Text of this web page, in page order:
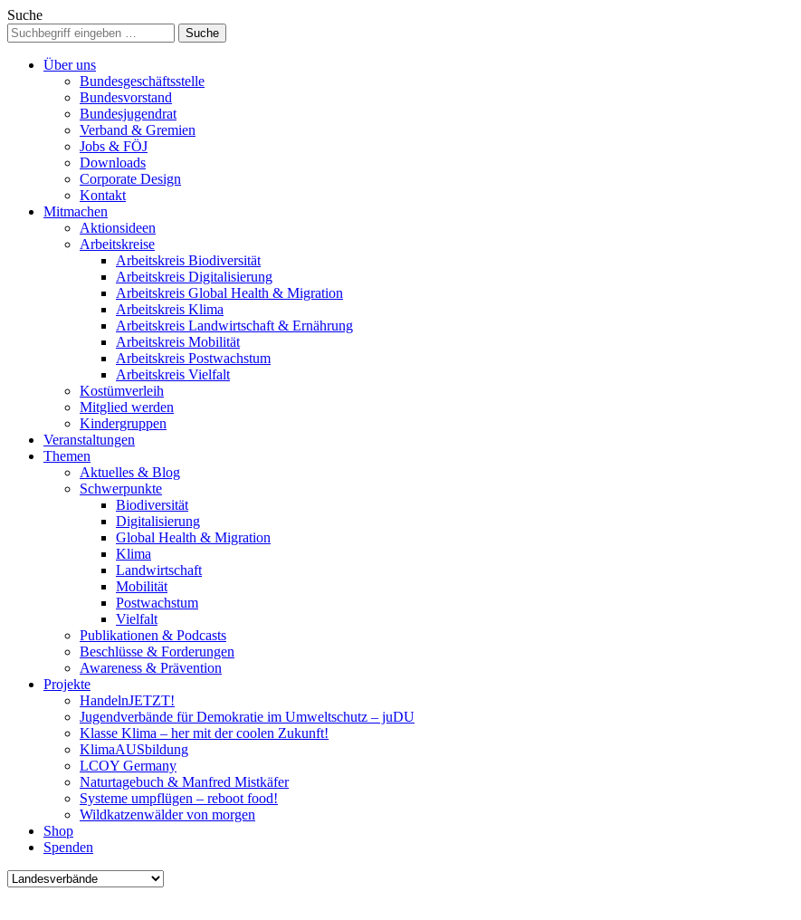
Suche
Über uns
Bundesgeschäftsstelle
Bundesvorstand
Bundesjugendrat
Verband & Gremien
Jobs & FÖJ
Downloads
Corporate Design
Kontakt
Mitmachen
Aktionsideen
Arbeitskreise
Arbeitskreis Biodiversität
Arbeitskreis Digitalisierung
Arbeitskreis Global Health & Migration
Arbeitskreis Klima
Arbeitskreis Landwirtschaft & Ernährung
Arbeitskreis Mobilität
Arbeitskreis Postwachstum
Arbeitskreis Vielfalt
Kostümverleih
Mitglied werden
Kindergruppen
Veranstaltungen
Themen
Aktuelles & Blog
Schwerpunkte
Biodiversität
Digitalisierung
Global Health & Migration
Klima
Landwirtschaft
Mobilität
Postwachstum
Vielfalt
Publikationen & Podcasts
Beschlüsse & Forderungen
Awareness & Prävention
Projekte
HandelnJETZT!
Jugendverbände für Demokratie im Umweltschutz – juDU
Klasse Klima – her mit der coolen Zukunft!
KlimaAUSbildung
LCOY Germany
Naturtagebuch & Manfred Mistkäfer
Systeme umpflügen – reboot food!
Wildkatzenwälder von morgen
Shop
Spenden